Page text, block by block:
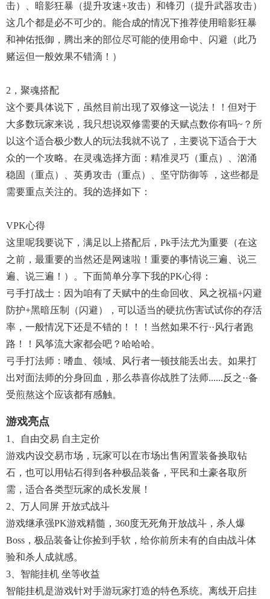
击）、暗影狂暴（提升攻速+攻击）和锋刃（提升武器攻击）
这几个都是必不可少的。能合成的情况下推荐使用暗影狂暴
和神佑抵御，腾出来的部位尽可能的使用命中、闪避（此乃
赌运但一般效果不错滴！）
2，聚魂搭配
这个要具体说下，虽然目前出现了双修这一说法！！但对于
大多数玩家来说，我只想说双修需要的天赋点数你有吗~？所
以这个适合极少数人的玩法我就不说了，主要说下适合于大
众的一个攻略。在灵魂选择方面：精准灵巧（重点）、汹涌
稳固（重点）、英勇攻击（重点）、坚守防御等 ，这些都是
需要重点关注的。我的选择如下：
VPK心得
这里呢我要说下，满足以上搭配后，pk手法尤为重要（在这
之前，最重要的当然还是网速啦！重要的事情说三遍、说三
遍、说三遍！）。下面简单分享下我的PK心得：
弓手打战士：因为咱有了天赋中的生命回收、风之祝福+闪避
防护+黑暗压制（闪避），可以适当的硬抗伤害试试你的存活
率，一般情况下还是不错的！！！当然如果不行··风行者跑
路！！风筝流大家都会吧？哈哈哈。
弓手打法师：嗜血、领域、风行者一顿技能丢出去。如果打
出对面法师的分身回血，那么恭喜你战胜了法师......反之··备
受煎熬这个应该都有感触。
游戏亮点
1、自由交易 自主定价
游戏内设交易市场，玩家可以在市场出售闲置装备换取钻
石，也可以用钻石得到各种极品装备，平民和土豪各取所
需，适合各类型玩家的成长发展！
2、万人同屏 开放式战斗
游戏继承强PK游戏精髓，360度无死角开放战斗，杀人爆
Boss，极品装备让你捡到手软，给你前所未有的自由战斗体
验和杀人成就感。
3、智能挂机 坐等收益
智能挂机是游戏针对手游玩家打造的特色系统。离线开启挂